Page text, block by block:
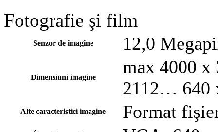
Fotografie şi film
Senzor de imagine 12,0
Dimensiuni imagine
max 4000 x
2112… 640
Alte caracteristici imagine Format